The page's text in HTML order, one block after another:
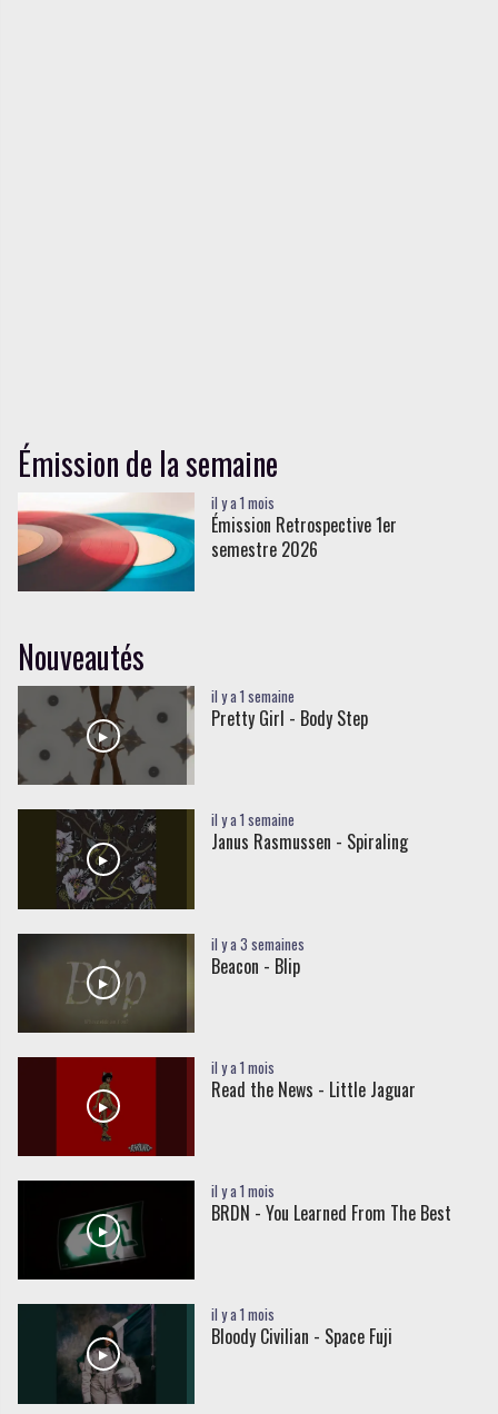
Émission de la semaine
il y a 1 mois
Émission Retrospective 1er
semestre 2026
Nouveautés
il y a 1 semaine
Pretty Girl - Body Step
il y a 1 semaine
Janus Rasmussen - Spiraling
il y a 3 semaines
Beacon - Blip
il y a 1 mois
Read the News - Little Jaguar
il y a 1 mois
BRDN - You Learned From The Best
il y a 1 mois
Bloody Civilian - Space Fuji